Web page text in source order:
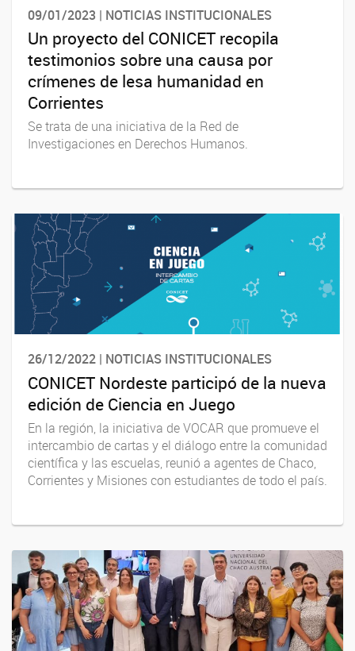
09/01/2023 | NOTICIAS INSTITUCIONALES
Un proyecto del CONICET recopila
testimonios sobre una causa por
crímenes de lesa humanidad en
Corrientes
Se trata de una iniciativa de la Red de
Investigaciones en Derechos Humanos.
26/12/2022 | NOTICIAS INSTITUCIONALES
CONICET Nordeste participó de la nueva
edición de Ciencia en Juego
En la región, la iniciativa de VOCAR que promueve el
intercambio de cartas y el diálogo entre la comunidad
científica y las escuelas, reunió a agentes de Chaco,
Corrientes y Misiones con estudiantes de todo el país.